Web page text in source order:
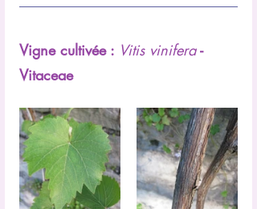
Vigne cultivée : Vitis vinifera -
Vitaceae